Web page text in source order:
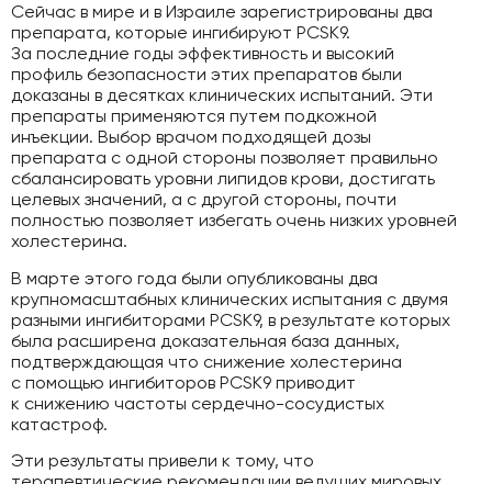
Сейчас в мире и в Израиле зарегистрированы два
препарата, которые ингибируют PCSK9.
За последние годы эффективность и высокий
профиль безопасности этих препаратов были
доказаны в десятках клинических испытаний. Эти
препараты применяются путем подкожной
инъекции. Выбор врачом подходящей дозы
препарата с одной стороны позволяет правильно
сбалансировать уровни липидов крови, достигать
целевых значений, а с другой стороны, почти
полностью позволяет избегать очень низких уровней
холестерина.
В марте этого года были опубликованы два
крупномасштабных клинических испытания с двумя
разными ингибиторами PCSK9, в результате которых
была расширена доказательная база данных,
подтверждающая что снижение холестерина
с помощью ингибиторов PCSK9 приводит
к снижению частоты сердечно-сосудистых
катастроф.
Эти результаты привели к тому, что